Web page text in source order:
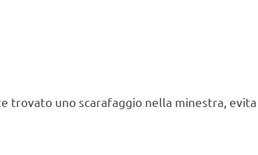
trovato uno scarafaggio nella minestra, evita